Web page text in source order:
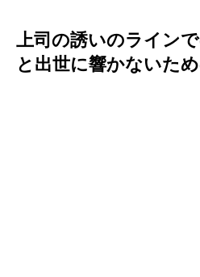
上司の誘いのライン
と出世に響かないた